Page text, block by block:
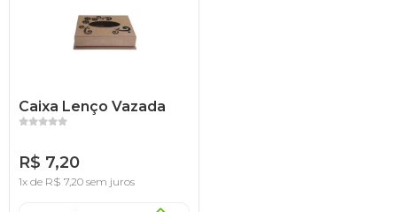
Caixa Lenço Vazada
R$ 7,20
1x de R$ 7,20 sem juros